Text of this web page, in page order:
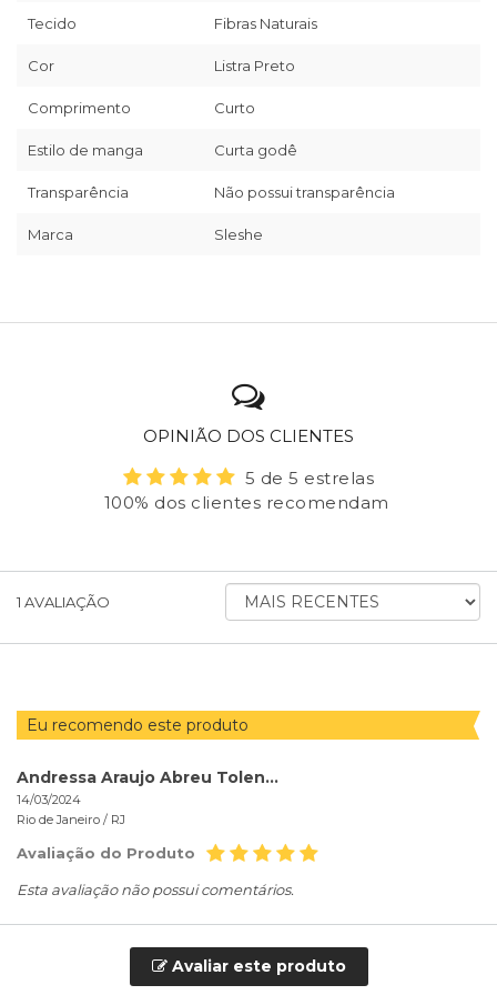
Tecido Fibras Naturais
Cor Listra Preto
Comprimento Curto
Estilo de manga Curta godê
Transparência Não possui transparência
Marca Sleshe
OPINIÃO DOS CLIENTES
5 de 5 estrelas
100% dos clientes recomendam
1 AVALIAÇÃO
ORDENAR
AVALIAÇÕES
Eu recomendo este produto
Andressa Araujo Abreu Tolentino
14/03/2024
Rio de Janeiro / RJ
Avaliação do Produto
Esta avaliação não possui comentários.
Avaliar este produto